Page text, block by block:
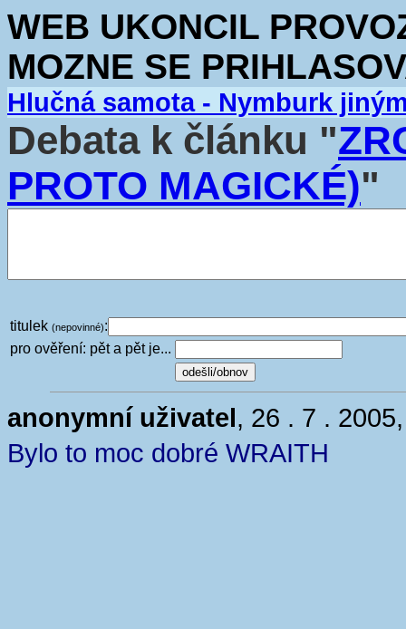
WEB UKONCIL
MOZNE SE
Hlučná samota - Nymburk
Debata k článku "
PROTO MAGICKÉ)"
titulek (nepovinné):
pro ověření: pět a pět je...
anonymní uživatel, 26 . 7 .
Bylo to moc dobré WRAITH